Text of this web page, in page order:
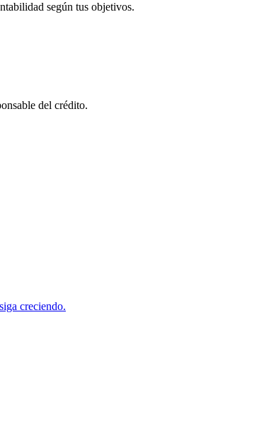
según tus objetivos.
del crédito.
creciendo.